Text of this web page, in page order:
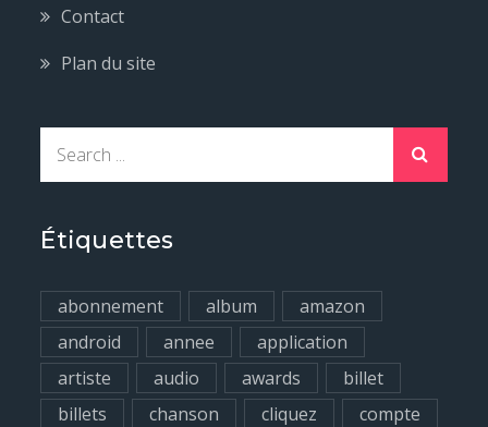
Contact
Plan du site
r
h
f
o
Étiquettes
abonnement album
amazon
android
annee
application
artiste
audio awards
billet
billets
chanson cliquez
compte